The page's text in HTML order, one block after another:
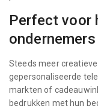
Perfect voor
ondernemers
Steeds meer
gepersonaliseerde
markten of
bedrukken met hun